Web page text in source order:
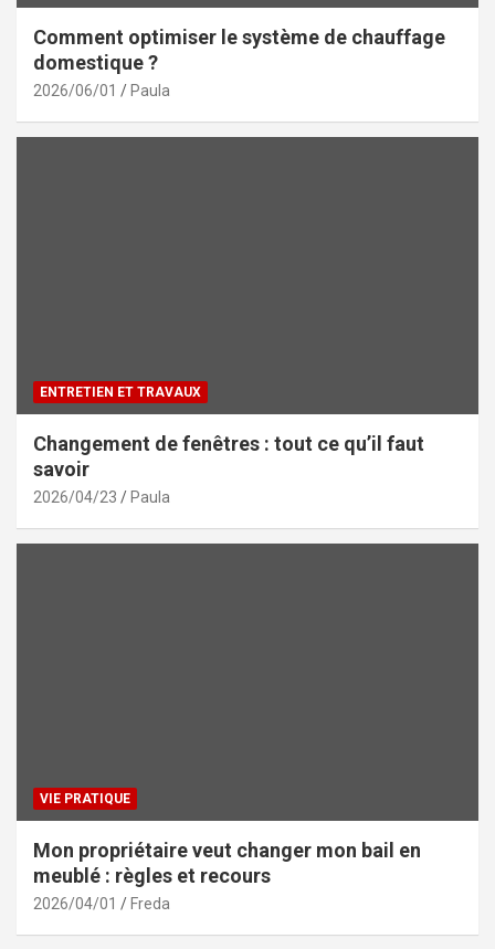
Comment optimiser le système de chauffage
domestique ?
2026/06/01 Paula
ENTRETIEN ET TRAVAUX
Changement de fenêtres : tout ce qu’il faut
savoir
2026/04/23 Paula
VIE PRATIQUE
Mon propriétaire veut changer mon bail en
meublé : règles et recours
2026/04/01 Freda